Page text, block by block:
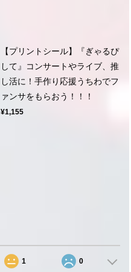
【プリントシール】『ぎゃるぴ
して』コンサートやライブ、推
し活に！手作り応援うちわでフ
ァンサをもらおう！！！
¥1,155
1 0